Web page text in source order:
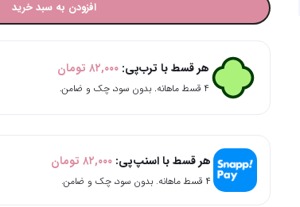
افزودن به سبد خرید
هر قسط با ترب‌پی:۸۲,۰۰۰ تومان
۴ قسط ماهانه. بدون سود، چک و ضامن.
هر قسط با اسنپ‌پی:۸۲,۰۰۰ تومان
۴ قسط ماهانه. بدون سود، چک و ضامن.